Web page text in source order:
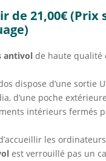
de 21,00€(Prix
antivolde haute qualité
dispose d’une sortie
d’une poche
intérieurs fermés
les
est verrouillé pas un